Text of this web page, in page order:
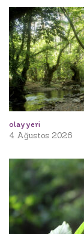
olay yeri
4 Ağustos 2026